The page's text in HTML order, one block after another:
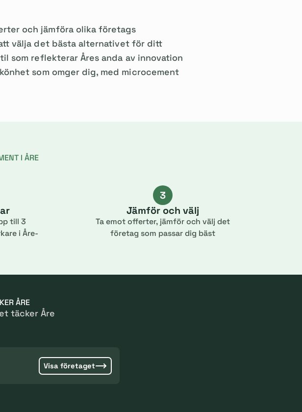
och jämföra olika företags
välja det bästa alternativet för ditt
som reflekterar Åres anda av innovation
som omger dig, med microcement
I ÅRE
till 3
i Åre-
3
Jämför och välj
Ta emot offerter, jämför och välj det
företag som passar dig bäst
ÅRE
täcker Åre
Visa företaget